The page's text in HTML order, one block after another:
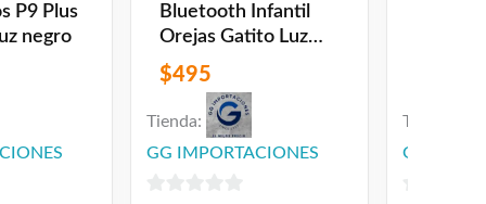
P9 Plus
negro
Bluetooth Infantil
Orejas Gatito Luz
Rgb Colores
$495
Tienda:
GG IMPORTACIONES
Tienda:
GG